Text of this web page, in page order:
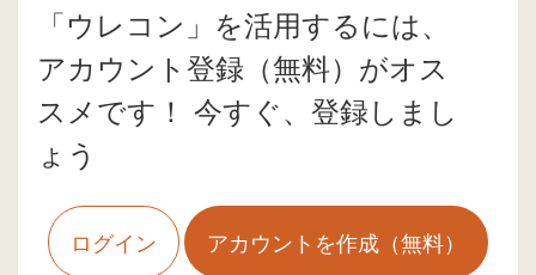
「ウレコン」を活用するには、
アカウント登録（無料）がオス
スメです！ 今すぐ、登録しまし
ょう
ログイン アカウントを作成（無料）